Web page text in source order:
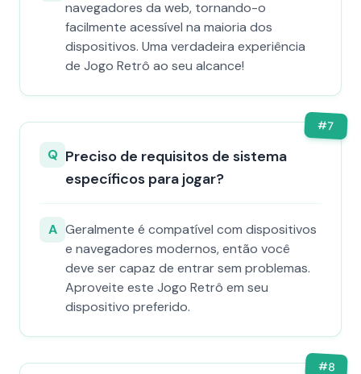
navegadores da web, tornando-o
facilmente acessível na maioria dos
dispositivos. Uma verdadeira experiência
de Jogo Retrô ao seu alcance!
#7
Q Preciso de requisitos de sistema
específicos para jogar?
A Geralmente é compatível com dispositivos
e navegadores modernos, então você
deve ser capaz de entrar sem problemas.
Aproveite este Jogo Retrô em seu
dispositivo preferido.
#8